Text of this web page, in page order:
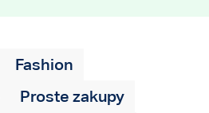
Fashion
Proste zakupy